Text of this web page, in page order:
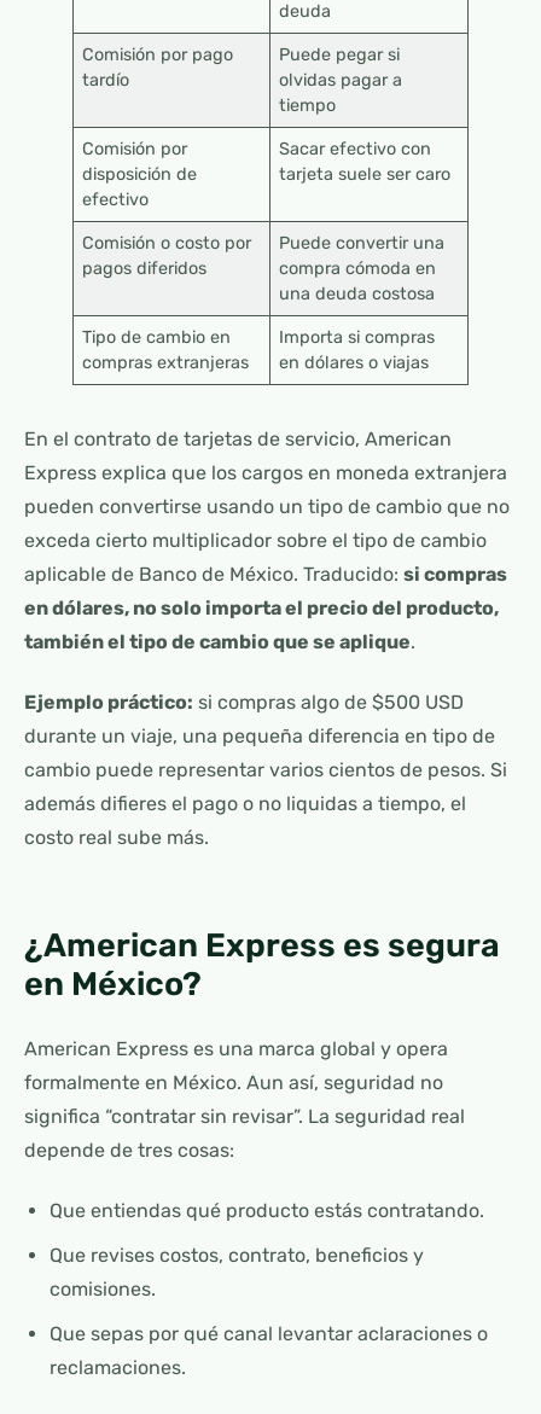
deuda
Comisión por pago
tardío
Puede pegar si
olvidas pagar a
tiempo
Comisión por
disposición de
efectivo
Sacar efectivo con
tarjeta suele ser caro
Comisión o costo por
pagos diferidos
Puede convertir una
compra cómoda en
una deuda costosa
Tipo de cambio en
compras extranjeras
Importa si compras
en dólares o viajas
En el contrato de tarjetas de servicio, American
Express explica que los cargos en moneda extranjera
pueden convertirse usando un tipo de cambio que no
exceda cierto multiplicador sobre el tipo de cambio
aplicable de Banco de México. Traducido: si compras
en dólares, no solo importa el precio del producto,
también el tipo de cambio que se aplique.
Ejemplo práctico: si compras algo de $500 USD
durante un viaje, una pequeña diferencia en tipo de
cambio puede representar varios cientos de pesos. Si
además difieres el pago o no liquidas a tiempo, el
costo real sube más.
¿American Express es segura
en México?
American Express es una marca global y opera
formalmente en México. Aun así, seguridad no
significa “contratar sin revisar”. La seguridad real
depende de tres cosas:
Que entiendas qué producto estás contratando.
Que revises costos, contrato, beneficios y
comisiones.
Que sepas por qué canal levantar aclaraciones o
reclamaciones.